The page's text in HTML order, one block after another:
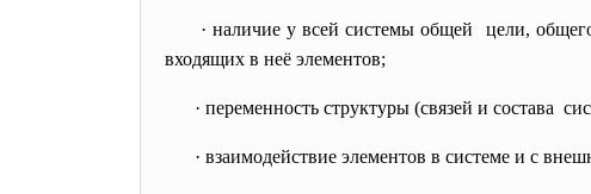
· наличие у всей системы общей цели,
входящих в неё элементов;
· переменность структуры (связей и состава
· взаимодействие элементов в системе и с